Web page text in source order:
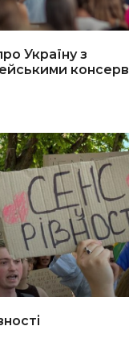
Україну з